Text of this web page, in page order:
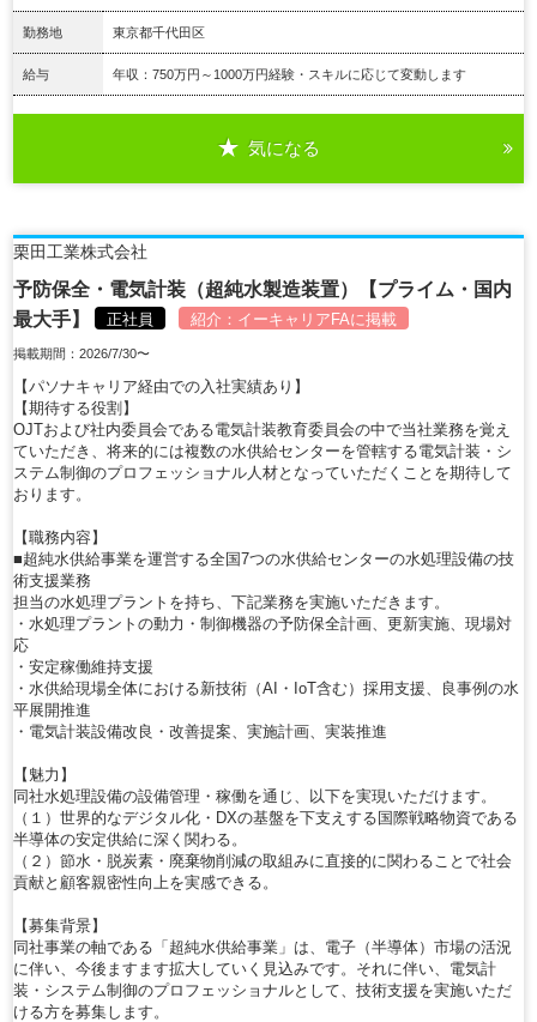
勤務地 東京都千代田区
給与 年収：750万円～1000万円経験・スキルに応じて変動します
気になる
栗田工業株式会社
予防保全・電気計装（超純水製造装置）【プライム・国内
最大手】
正社員 紹介： イーキャリアFAに掲載
掲載期間：2026/7/30〜
【パソナキャリア経由での入社実績あり】
【期待する役割】
OJTおよび社内委員会である電気計装教育委員会の中で当社業務を覚え
ていただき、将来的には複数の水供給センターを管轄する電気計装・シ
ステム制御のプロフェッショナル人材となっていただくことを期待して
おります。
【職務内容】
■超純水供給事業を運営する全国7つの水供給センターの水処理設備の技
術支援業務
担当の水処理プラントを持ち、下記業務を実施いただきます。
・水処理プラントの動力・制御機器の予防保全計画、更新実施、現場対
応
・安定稼働維持支援
・水供給現場全体における新技術（AI・IoT含む）採用支援、良事例の水
平展開推進
・電気計装設備改良・改善提案、実施計画、実装推進
【魅力】
同社水処理設備の設備管理・稼働を通じ、以下を実現いただけます。
（１）世界的なデジタル化・DXの基盤を下支えする国際戦略物資である
半導体の安定供給に深く関わる。
（２）節水・脱炭素・廃棄物削減の取組みに直接的に関わることで社会
貢献と顧客親密性向上を実感できる。
【募集背景】
同社事業の軸である「超純水供給事業」は、電子（半導体）市場の活況
に伴い、今後ますます拡大していく見込みです。それに伴い、電気計
装・システム制御のプロフェッショナルとして、技術支援を実施いただ
ける方を募集します。